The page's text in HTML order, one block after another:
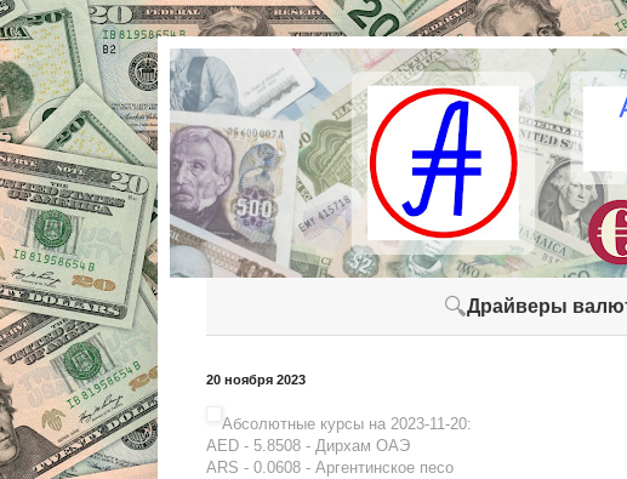
🔍Драйверы
20 ноября 2023
Абсолютные курсы на 2023-11-20:
AED - 5.8508 - Дирхам ОАЭ
ARS - 0.0608 - Аргентинское песо